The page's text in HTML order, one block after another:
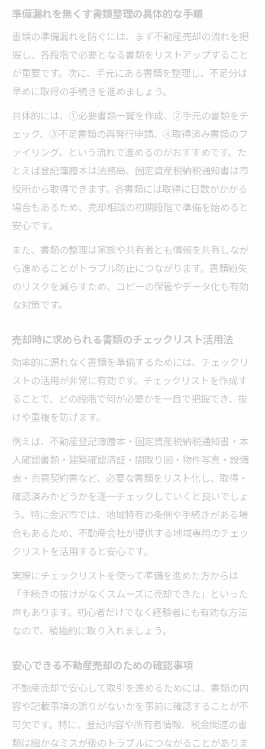
準備漏れを無くす書類整理の具体的な手順
書類の準備漏れを防ぐには、まず不動産売却の流れを把
握し、各段階で必要となる書類をリストアップすること
が重要です。次に、手元にある書類を整理し、不足分は
早めに取得の手続きを進めましょう。
具体的には、①必要書類一覧を作成、②手元の書類をチ
ェック、③不足書類の再発行申請、④取得済み書類のフ
ァイリング、という流れで進めるのがおすすめです。た
とえば登記簿謄本は法務局、固定資産税納税通知書は市
役所から取得できます。各書類には取得に日数がかかる
場合もあるため、売却相談の初期段階で準備を始めると
安心です。
また、書類の整理は家族や共有者とも情報を共有しなが
ら進めることがトラブル防止につながります。書類紛失
のリスクを減らすため、コピーの保管やデータ化も有効
な対策です。
売却時に求められる書類のチェックリスト活用法
効率的に漏れなく書類を準備するためには、チェックリ
ストの活用が非常に有効です。チェックリストを作成す
ることで、どの段階で何が必要かを一目で把握でき、抜
けや重複を防げます。
例えば、不動産登記簿謄本・固定資産税納税通知書・本
人確認書類・建築確認済証・間取り図・物件写真・設備
表・売買契約書など、必要な書類をリスト化し、取得・
確認済みかどうかを逐一チェックしていくと良いでしょ
う。特に金沢市では、地域特有の条例や手続きがある場
合もあるため、不動産会社が提供する地域専用のチェッ
クリストを活用すると安心です。
実際にチェックリストを使って準備を進めた方からは
「手続きの抜けがなくスムーズに売却できた」といった
声もあります。初心者だけでなく経験者にも有効な方法
なので、積極的に取り入れましょう。
安心できる不動産売却のための確認事項
不動産売却で安心して取引を進めるためには、書類の内
容や記載事項の誤りがないかを事前に確認することが不
可欠です。特に、登記内容や所有者情報、税金関連の書
類は細かなミスが後のトラブルにつながることがありま